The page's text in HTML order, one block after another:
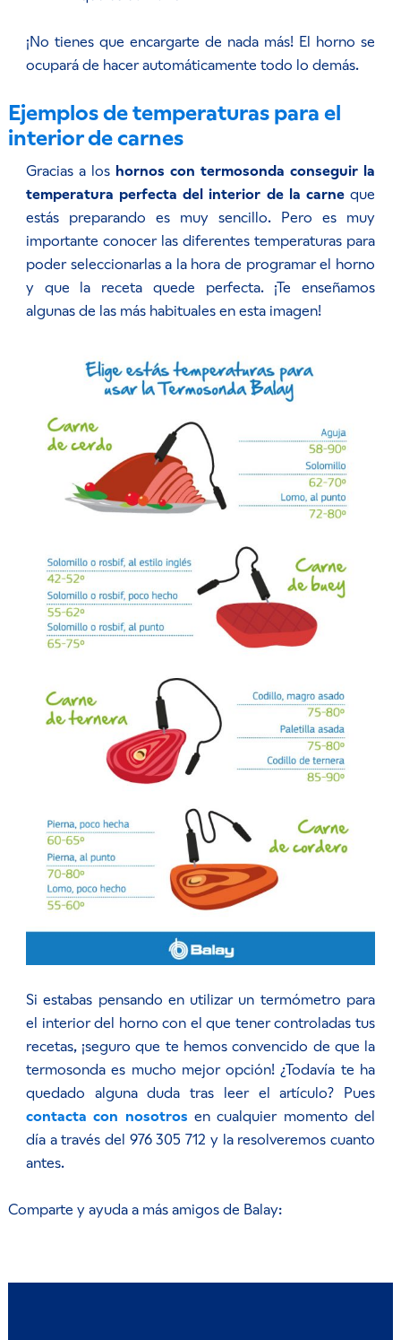
¡No tienes que encargarte de nada más! El horno se
ocupará de hacer automáticamente todo lo demás.
Ejemplos de temperaturas para el
interior de carnes
Gracias a los hornos con termosonda conseguir la
temperatura perfecta del interior de la carneque
estás preparando es muy sencillo. Pero es muy
importante conocer las diferentes temperaturas para
poder seleccionarlas a la hora de programar el horno
y que la receta quede perfecta. ¡Te enseñamos
algunas de las más habituales en esta imagen!
Si estabas pensando en utilizar un termómetro para
el interior del horno con el que tener controladas tus
recetas, ¡seguro que te hemos convencido de que la
termosonda es mucho mejor opción! ¿Todavía te ha
quedado alguna duda tras leer el artículo? Pues
contacta con nosotros en cualquier momento del
día a través del 976 305 712 y la resolveremos cuanto
antes.
Comparte y ayuda a más amigos de Balay: